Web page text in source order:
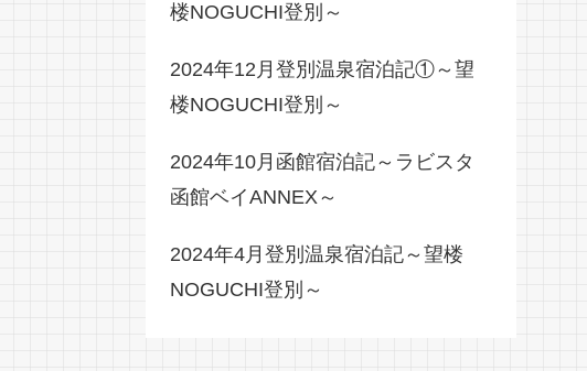
楼NOGUCHI登別～
2024年12月登別温泉宿泊記①～望
楼NOGUCHI登別～
2024年10月函館宿泊記～ラビスタ
函館ベイANNEX～
2024年4月登別温泉宿泊記～望楼
NOGUCHI登別～